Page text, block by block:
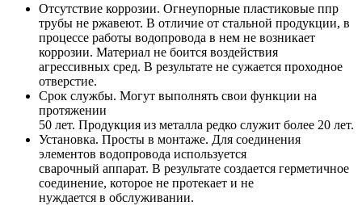
Отсутствие коррозии. Огнеупорные пластиковые ппр
трубы не ржавеют. В отличие от стальной продукции, в
процессе работы водопровода в нем не возникает
коррозии. Материал не боится воздействия
агрессивных сред. В результате не сужается проходное
отверстие.
Срок службы. Могут выполнять свои функции на
протяжении
50 лет. Продукция из металла редко служит более 20 лет.
Установка. Просты в монтаже. Для соединения
элементов водопровода используется
сварочный аппарат. В результате создается герметичное
соединение, которое не протекает и не
нуждается в обслуживании.